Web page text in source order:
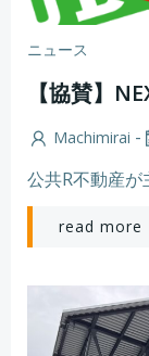
ニュース
【協賛】
Machimirai -
公共R不動産
read more